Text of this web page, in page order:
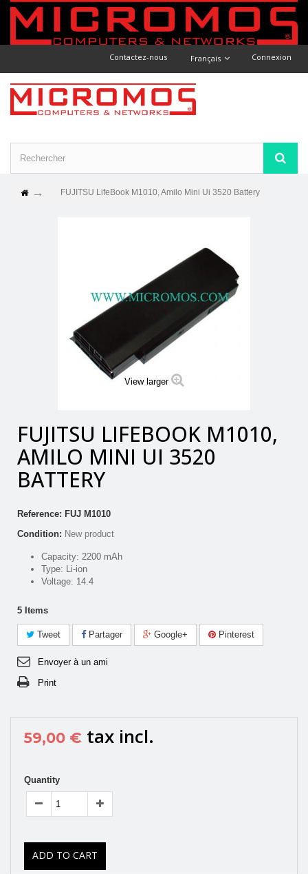
Connexion
Français
Contactez-nous
FUJITSU LifeBook M1010, Amilo Mini Ui 3520 Battery
View larger
FUJITSU LIFEBOOK M1010,
AMILO MINI UI 3520
BATTERY
Reference: FUJ M1010
Condition: New product
Capacity: 2200 mAh
Type: Li-ion
Voltage: 14.4
5 Items
Tweet Partager Google+ Pinterest
Envoyer à un ami
Print
59,00 € tax incl.
Quantity
ADD TO CART